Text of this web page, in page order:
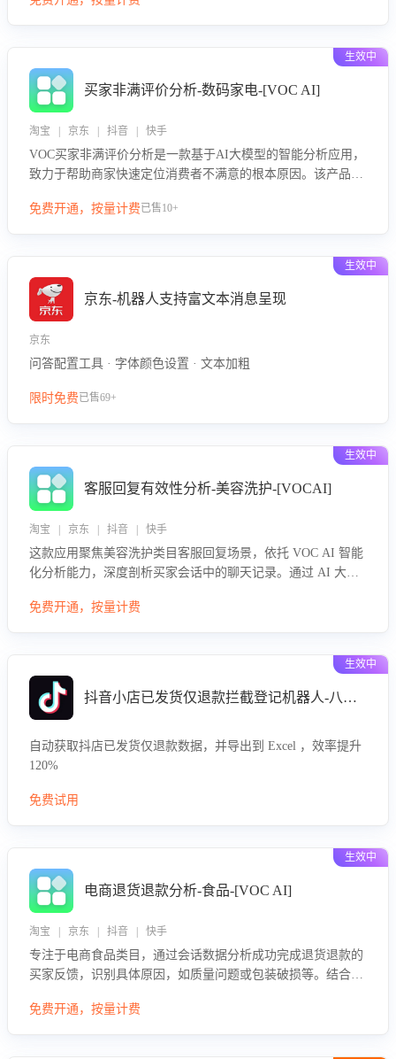
绪、归因争议根源，并客观评估客服应对合理性与成效。系统
生效中
买家非满评价分析-数码家电-[VOC AI]
淘宝 | 京东 | 抖音 | 快手
VOC买家非满评价分析是一款基于AI大模型的智能分析应用，
致力于帮助商家快速定位消费者不满意的根本原因。该产品可
或其它部门原因，明确责任归属，提供可落地的改进建议与策
免费开通，按量计费已售10+
生效中
京东-机器人支持富文本消息呈现
京东
问答配置工具 · 字体颜色设置 · 文本加粗
限时免费已售69+
生效中
客服回复有效性分析-美容洗护-[VOCAI]
淘宝 | 京东 | 抖音 | 快手
这款应用聚焦美容洗护类目客服回复场景，依托 VOC AI 智能
化分析能力，深度剖析买家会话中的聊天记录。通过 AI 大模
效性与完整性，输出针对性改进策略，助力商家快速优化快捷
免费开通，按量计费
生效中
抖音小店已发货仅退款拦截登记机器人-八爪鱼
自动获取抖店已发货仅退款数据，并导出到 Excel ，效率提升
120%
免费试用
生效中
电商退货退款分析-食品-[VOC AI]
淘宝 | 京东 | 抖音 | 快手
专注于电商食品类目，通过会话数据分析成功完成退货退款的
买家反馈，识别具体原因，如质量问题或包装破损等。结合AI
低退款率，提升售后效率。
免费开通，按量计费